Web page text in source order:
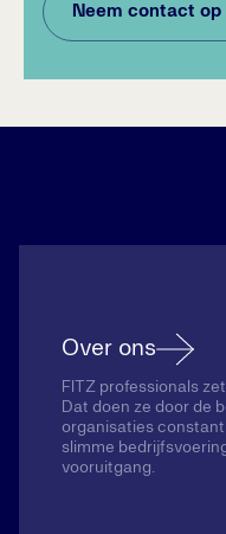
Neem contact op
Over ons
FITZ professionals
Dat doen ze door de
organisaties
slimme
vooruitgang.